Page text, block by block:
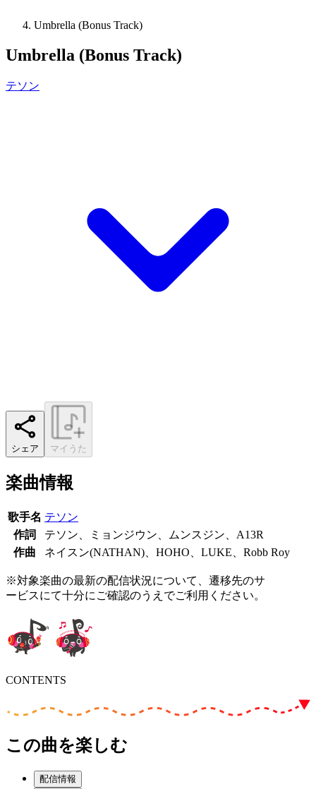
Umbrella (Bonus Track)
Umbrella (Bonus Track)
テソン
シェア マイうた
楽曲情報
歌手名 テソン
作詞
テソン、ミョンジウン、ムンスジン、A13R
作曲
ネイスン(NATHAN)、HOHO、LUKE、Robb Roy
※対象楽曲の最新の配信状況について、遷移先のサ
ービスにて十分にご確認のうえでご利用ください。
CONTENTS
この曲を楽しむ
配信情報